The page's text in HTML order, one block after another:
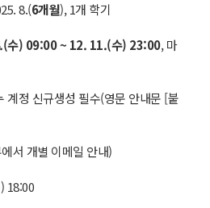
8.(6개월), 1개 학기
수) 09:00 ~ 12. 11.(수) 23:00, 마
정 신규생성 필수(영문 안내문 [붙
서 개별 이메일 안내)
18:00